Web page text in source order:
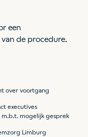
een
de procedure.
over voortgang
executives
mogelijk gesprek
Limburg